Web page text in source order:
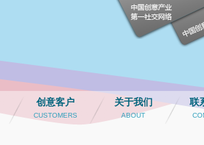
创意客户
CUSTOMERS
关于我们
ABOUT
联